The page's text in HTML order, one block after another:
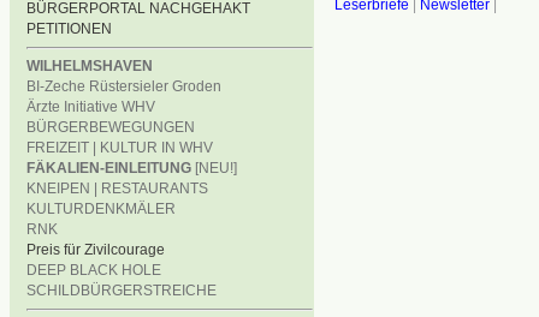
BÜRGERPORTAL NACHGEHAKT
PETITIONEN
WILHELMSHAVEN
BI-Zeche Rüstersieler Groden
Ärzte Initiative WHV
BÜRGERBEWEGUNGEN
FREIZEIT | KULTUR IN WHV
FÄKALIEN-EINLEITUNG [NEU!]
KNEIPEN | RESTAURANTS
KULTURDENKMÄLER
RNK
Preis für Zivilcourage
DEEP BLACK HOLE
SCHILDBÜRGERSTREICHE
Leserbriefe
Newsletter|